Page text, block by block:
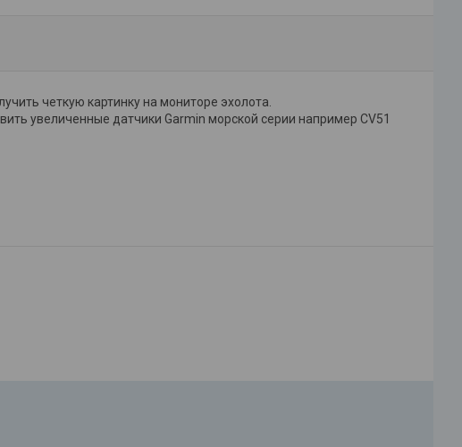
четкую картинку на мониторе эхолота.
увеличенные датчики Garmin морской серии например CV51